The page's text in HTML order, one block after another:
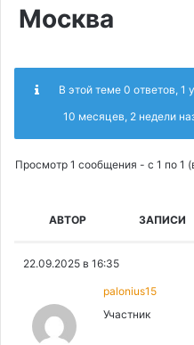
Москва
В этой теме 0 ответов, 1
10 месяцев, 2 недели
Просмотр 1 сообщения - с 1 по 1
АВТОР ЗАПИСИ
22.09.2025 в 16:35
palonius15
Участник